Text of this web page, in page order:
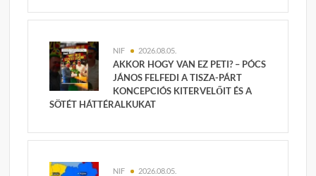
NIF 2026.08.05.
AKKOR HOGY VAN EZ PETI? – PÓCS
JÁNOS FELFEDI A TISZA-PÁRT
KONCEPCIÓS KITERVELŐIT ÉS A
SÖTÉT HÁTTÉRALKUKAT
NIF 2026.08.05.